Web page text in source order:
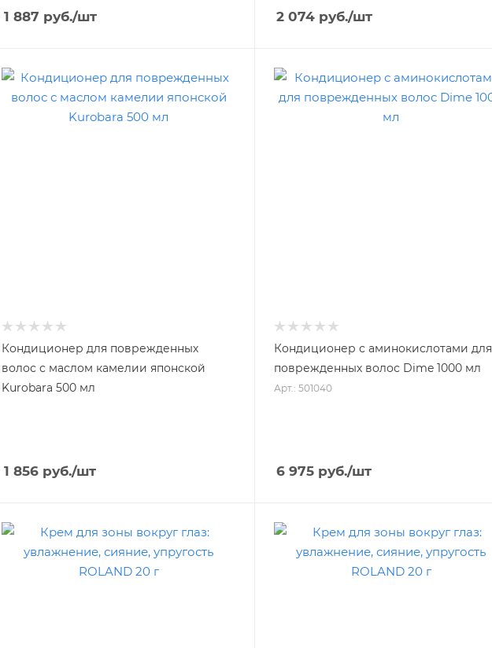
1 887 руб./шт 2 074 руб./шт
Кондиционер для поврежденных
волос с маслом камелии японской
Kurobara 500 мл
1 856 руб./шт
Кондиционер с аминокислотами для
поврежденных волос Dime 1000 мл
Арт.: 501040
6 975 руб./шт